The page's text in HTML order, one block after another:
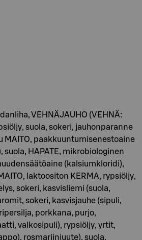
VEHNÄJAUHO (VEHNÄ:
suola, sokeri, jauhonparanne
MAITO, paakkuuntumisenestoaine
suola, HAPATE, mikrobiologinen
(kalsiumkloridi),
laktoositon KERMA, rypsiöljy,
sokeri, kasvisliemi (suola,
sokeri, kasvisjauhe (sipuli,
porkkana, purjo,
valkosipuli), rypsiöljy, yrtit,
rosmariiniuute), suola,